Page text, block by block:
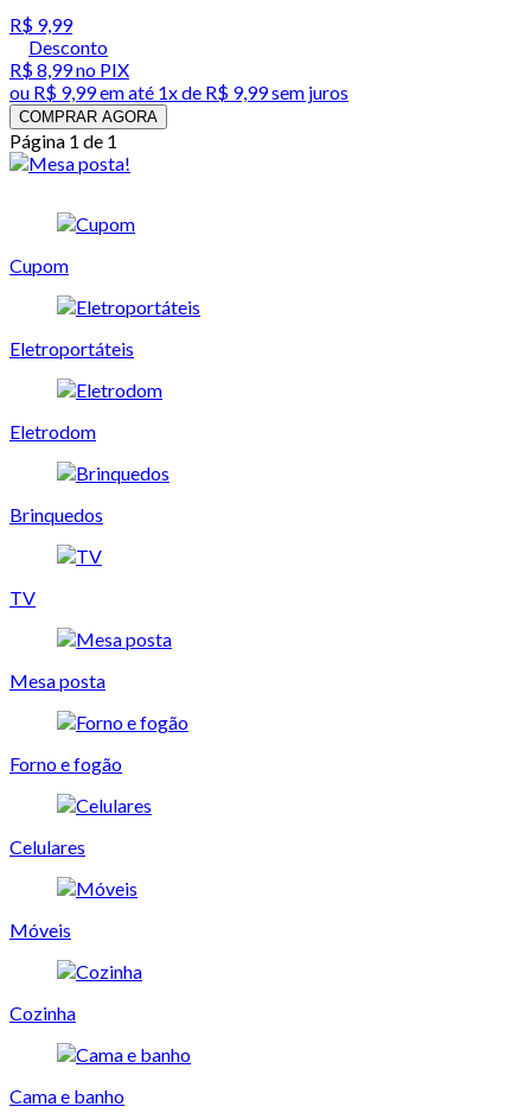
R$ 9,99
Desconto
R$ 8,99no PIX
ou R$ 9,99em até 1x de R$ 9,99sem juros
COMPRAR AGORA
Página 1 de 1
Cupom
Eletroportáteis
Eletrodom
Brinquedos
TV
Mesa posta
Forno e fogão
Celulares
Móveis
Cozinha
Cama e banho